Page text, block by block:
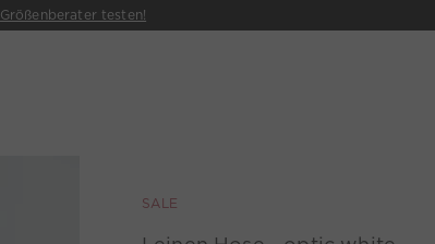
Größenberater testen!
SALE